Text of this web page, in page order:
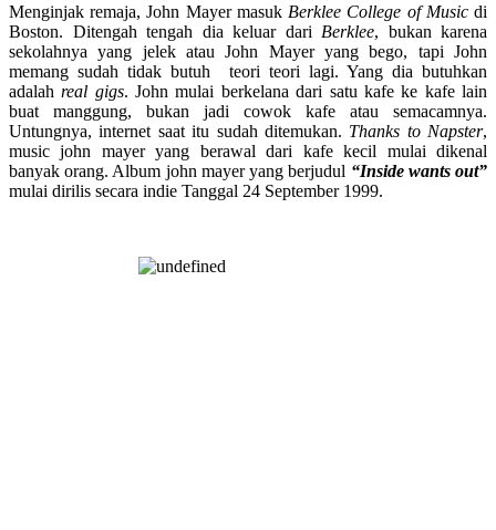
Menginjak remaja, John Mayer masuk Berklee College of Musicdi
Boston. Ditengah tengah dia keluar dari Berklee, bukan karena
sekolahnya yang jelek atau John Mayer yang bego, tapi John
memang sudah tidak butuh teori teori lagi. Yang dia butuhkan
adalahreal gigs. John mulai berkelana dari satu kafe ke kafe lain
buat manggung, bukan jadi cowok kafe atau semacamnya.
Untungnya, internet saat itu sudah ditemukan. Thanks to Napster,
music john mayer yang berawal dari kafe kecil mulai dikenal
banyak orang. Album john mayer yang berjudul “Inside wants out”
mulai dirilis secara indie Tanggal 24 September 1999.